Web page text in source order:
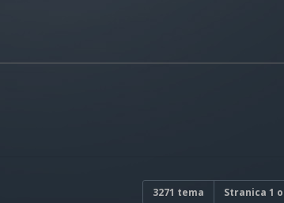
3271 tema Stranica 1